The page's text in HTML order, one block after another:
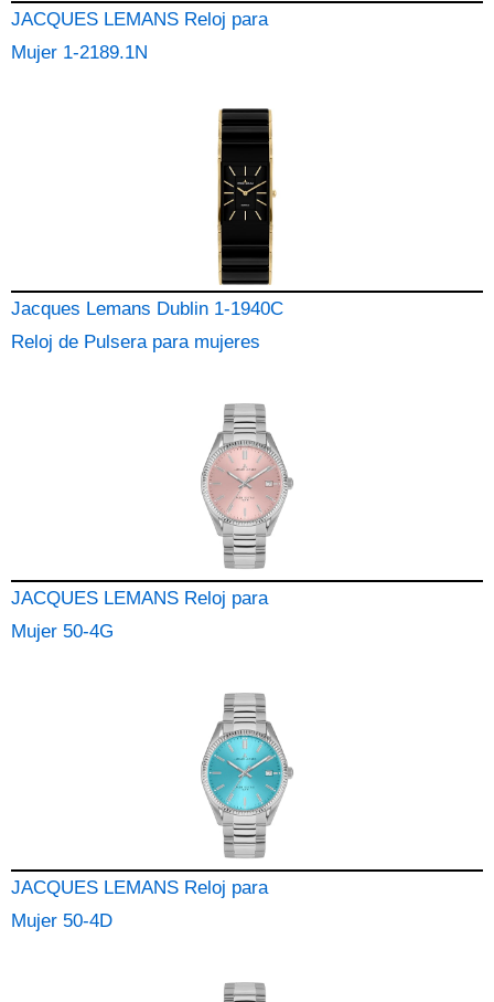
JACQUES LEMANS Reloj para
Mujer 1-2189.1N
Jacques Lemans Dublin 1-1940C
Reloj de Pulsera para mujeres
JACQUES LEMANS Reloj para
Mujer 50-4G
JACQUES LEMANS Reloj para
Mujer 50-4D